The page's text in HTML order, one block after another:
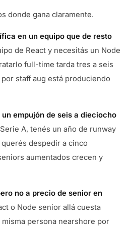
donde gana claramente.
en un equipo que de resto
de React y necesitás un Node
full-time tarda tres a seis
staff aug está produciendo
empujón de seis a dieciocho
A, tenés un año de runway
despedir a cinco
aumentados crecen y
no a precio de senior en
o Node senior allá cuesta
persona nearshore por